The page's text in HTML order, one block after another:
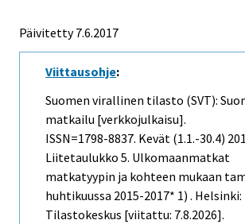
Päivitetty 7.6.2017
Viittausohje:
Suomen virallinen tilasto (SVT):
matkailu [verkkojulkaisu].
ISSN=1798-8837. Kevät (1.1.-30.4)
Liitetaulukko 5. Ulkomaanmatkat
matkatyypin ja kohteen mukaan
huhtikuussa 2015-2017* 1) . Helsinki:
Tilastokeskus [viitattu: 7.8.2026].